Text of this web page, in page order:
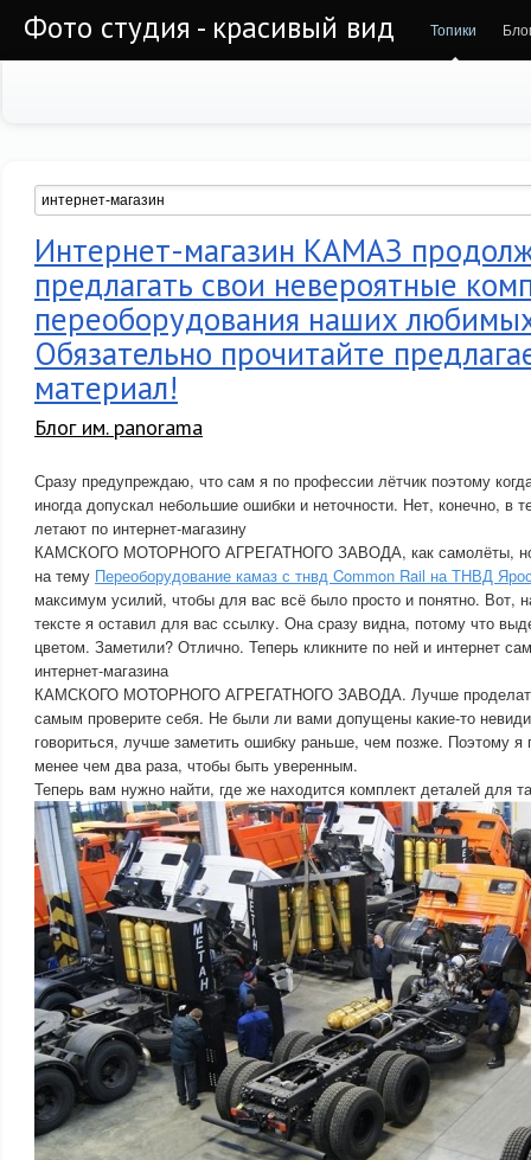
Фото студия - красивый вид Топики
Интернет-магазин КАМАЗ
предлагать свои невероятные
переоборудования наших
Обязательно прочитайте
материал!
Блог им. panorama
Сразу предупреждаю, что сам я по профессии лётчик поэтому
иногда допускал небольшие ошибки и неточности. Нет, конечно, в
летают по интернет-магазину
КАМСКОГО МОТОРНОГО АГРЕГАТНОГО ЗАВОДА, как самолёты, но
на тему Переоборудование камаз с тнвд Common Rail на ТНВД
максимум усилий, чтобы для вас всё было просто и понятно. Вот,
тексте я оставил для вас ссылку. Она сразу видна, потому что
цветом. Заметили? Отлично. Теперь кликните по ней и интернет
интернет-магазина
КАМСКОГО МОТОРНОГО АГРЕГАТНОГО ЗАВОДА. Лучше
самым проверите себя. Не были ли вами допущены какие-то
говориться, лучше заметить ошибку раньше, чем позже. Поэтому я
менее чем два раза, чтобы быть уверенным.
Теперь вам нужно найти, где же находится комплект деталей для